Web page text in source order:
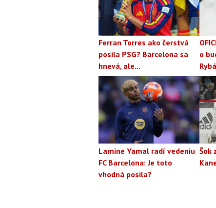
Ferran Torres ako čerstvá
posila PSG? Barcelona sa
hnevá, ale...
o
Lamine Yamal radí vedeniu
FC Barcelona: Je toto
vhodná posila?
Šok